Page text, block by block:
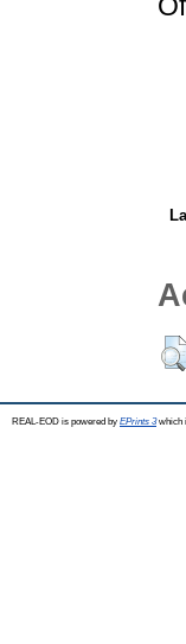
REAL-EOD is powered by EPrints 3which